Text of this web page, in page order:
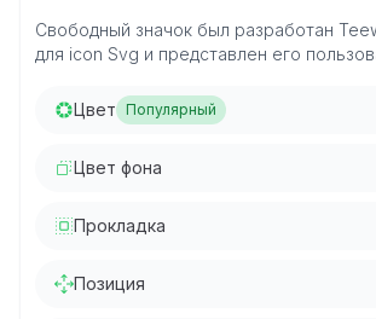
Свободный значок был разработан
для icon Svg и представлен его
Цвет Популярный
Цвет фона
Прокладка
Позиция